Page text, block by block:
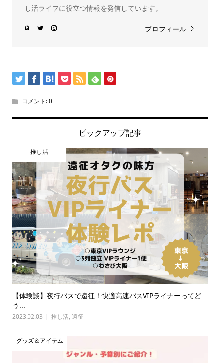
し活ライフに役立つ情報を発信しています。
プロフィール
コメント:0
ピックアップ記事
推し活
【体験談】夜行バスで遠征！快適高速バスVIPライナーってど
う...
2023.02.03 推し活, 遠征
グッズ＆アイテム